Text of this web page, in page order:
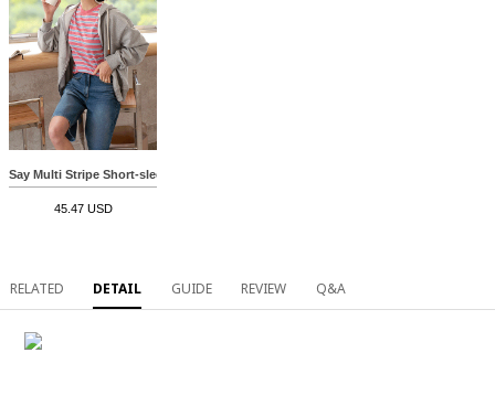
Say Multi Stripe Short-sleeve T-shirt
45.47 USD
RELATED DETAIL GUIDE REVIEW Q&A